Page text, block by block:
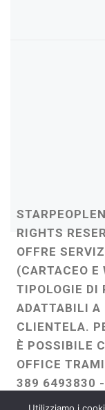
RIGHTS
OFFRE
(CARTACEO E
TIPOLOGIE DI
ADATTABILI A
CLIENTELA.
È POSSIBILE
OFFICE
389 6493830